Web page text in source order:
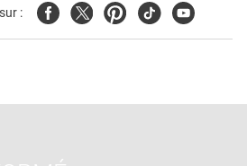
: FacebookTwitterPinterest
TiktokYoutube